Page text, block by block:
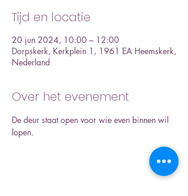
Tijd en locatie
20 jun 2024, 10:00 – 12:00
Dorpskerk, Kerkplein 1, 1961 EA Heemskerk,
Nederland
Over het evenement
De deur staat open voor wie even binnen wil
lopen.